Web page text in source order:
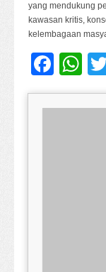
yang mendukung
kawasan kritis,
kelembagaan